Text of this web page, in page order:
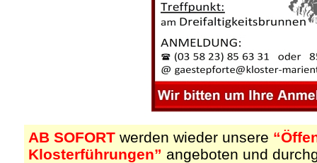
AB SOFORT werden wieder unsere
Klosterführungen” angeboten und